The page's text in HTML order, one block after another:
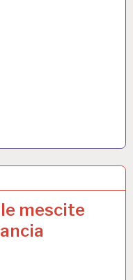
mescite